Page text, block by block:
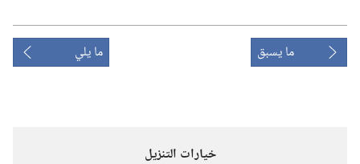
ما يسبق ما يلي
خيارات التنزيل